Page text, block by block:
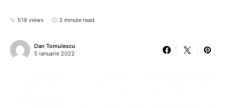
519 views 2 minute read
Dan Tomulescu
5 ianuarie 2022